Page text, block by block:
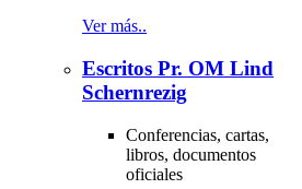
Ver más..
Escritos Pr. OM Lind
Schernrezig
Conferencias, cartas,
libros, documentos
oficiales